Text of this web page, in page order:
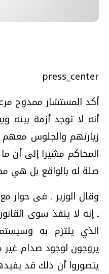
press_center
أكد المستشار ممدوح
أنه لا توجد أزمة بينه
زيارتهم والجلوس
المحاكم مشيرا إلى أن
صلة له بالواقع بل هي
وقال الوزير ـ فى حوار
ـ إنه لا ينفذ سوى
الذي يلتزم به
يروجون لوجود صدام
يتصوروا أن ذلك قد